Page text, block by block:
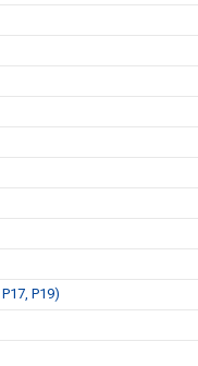
P19)